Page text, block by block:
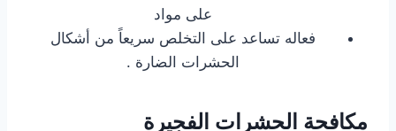
على مواد
فعاله تساعد على التخلص سريعاً من أشكال
الحشرات الضارة .
مكافحة الحشرات الفجيرة